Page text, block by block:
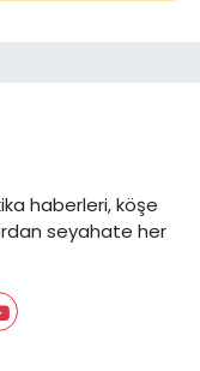
haberleri, köşe
seyahate her